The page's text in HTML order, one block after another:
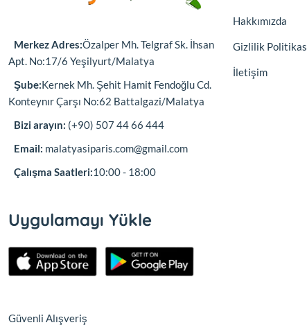
Merkez Adres:Özalper Mh. Telgraf Sk. İhsan
Apt. No:17/6 Yeşilyurt/Malatya
Şube:Kernek Mh. Şehit Hamit Fendoğlu Cd.
Konteynır Çarşı No:62 Battalgazi/Malatya
Bizi arayın: (+90) 507 44 66 444
Email: malatyasiparis.com@gmail.com
Çalışma Saatleri:10:00 - 18:00
Hakkımızda
Gizlilik
İletişim
Uygulamayı Yükle
Güvenli Alışveriş